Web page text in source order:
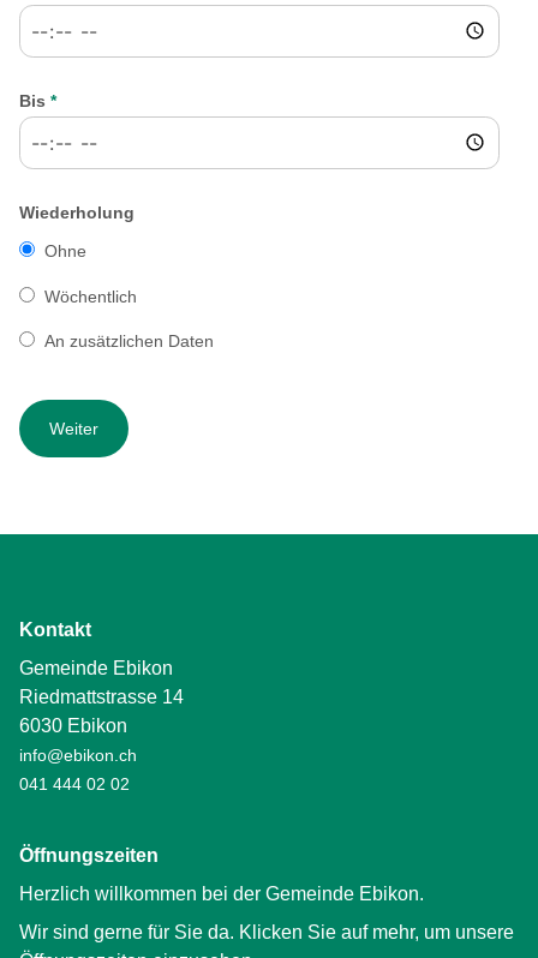
Bis *
Wiederholung
Ohne
Wöchentlich
An zusätzlichen Daten
Kontakt
Gemeinde Ebikon
Riedmattstrasse 14
6030 Ebikon
info@ebikon.ch
041 444 02 02
Öffnungszeiten
Herzlich willkommen bei der Gemeinde Ebikon.
Wir sind gerne für Sie da. Klicken Sie auf mehr, um unsere